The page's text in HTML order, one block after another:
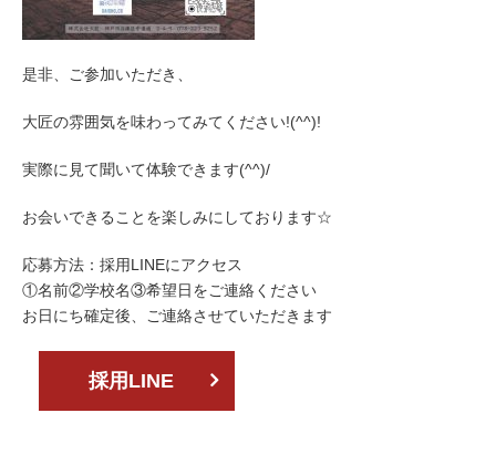
是非、ご参加いただき、
大匠の雰囲気を味わってみてください!(^^)!
実際に見て聞いて体験できます(^^)/
お会いできることを楽しみにしております☆
応募方法：採用LINEにアクセス
①名前②学校名③希望日をご連絡ください
お日にち確定後、ご連絡させていただきます
採用LINE